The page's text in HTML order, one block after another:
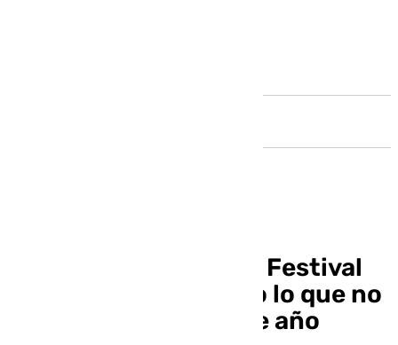
Guía completa del 28 Festival
de Málaga 2025: Todo lo que no
te puedes perder este año